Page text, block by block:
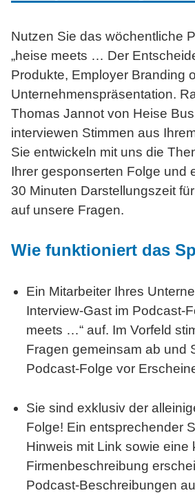
Nutzen Sie das wöchentliche
„heise meets … Der
Produkte, Employer Branding
Unternehmenspräsentation.
Thomas Jannot von Heise
interviewen Stimmen aus
Sie entwickeln mit uns die
Ihrer gesponserten Folge und
30 Minuten Darstellungszeit
auf unsere Fragen.
Wie funktioniert das
Ein Mitarbeiter Ihres
Interview-Gast im Podcast-
meets …“ auf. Im Vorfeld
Fragen gemeinsam ab und
Podcast-Folge vor
Sie sind exklusiv der
Folge! Ein entsprechender
Hinweis mit Link sowie eine
Firmenbeschreibung
Podcast-Beschreibungen